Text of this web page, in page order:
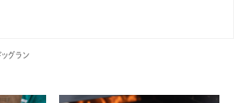
ッグラン